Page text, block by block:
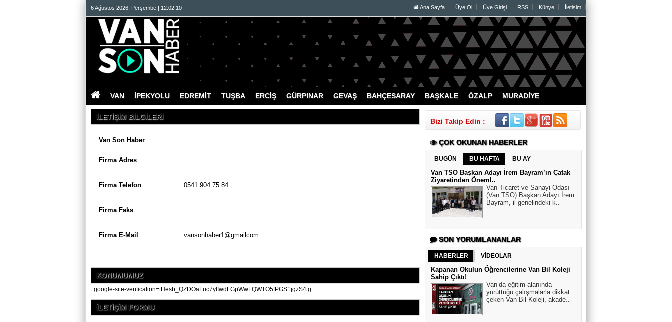
6 Ağustos 2026, Perşembe | 12:02:10 Ana Sayfa Üye Ol Üye Girişi RSS Künye İletisim
VAN İPEKYOLU EDREMİT TUŞBA ERCİŞ GÜRPINAR GEVAŞ BAHÇESARAY BAŞKALE ÖZALP MURADİYE
İLETİŞİM BİLGİLERİ
Van Son Haber
Firma Adres :
Firma Telefon : 0541 904 75 84
Firma Faks :
Firma E-Mail : vansonhaber1@gmailcom
KONUMUMUZ
google-site-verification=tHesb_QZDOaFuc7yIIwdLGpWwFQWTO5fPGS1jgzS4tg
İLETİŞİM FORMU
Bizi Takip Edin :
ÇOK OKUNAN HABERLER
BUGÜN BU HAFTA BU AY
Van TSO Başkan Adayı İrem Bayram’ın Çatak
Ziyaretinden Öneml..
Van Ticaret ve Sanayi Odası
(Van TSO) Başkan Adayı İrem
Bayram, il genelindeki k..
SON YORUMLANANLAR
HABERLER VİDEOLAR
Kapanan Okulun Öğrencilerine Van Bil Koleji
Sahip Çıktı!
Van’da eğitim alanında
yürüttüğü çalışmalarla dikkat
çeken Van Bil Koleji, akade..